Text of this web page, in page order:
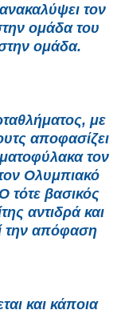
τον
ομάδα του
ομάδα.
με
αποφασίζει
τον
Ολυμπιακό
τότε βασικός
αντιδρά και
την απόφαση
και κάποια